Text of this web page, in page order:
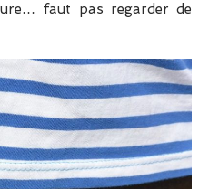
faut pas regarder de